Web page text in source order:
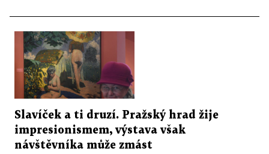
Slavíček a ti druzí. Pražský hrad žije
impresionismem, výstava však
návštěvníka může zmást